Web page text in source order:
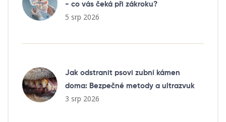
- co vás čeká při zákroku?
5 srp 2026
Jak odstranit psovi zubní kámen
doma: Bezpečné metody a ultrazvuk
3 srp 2026